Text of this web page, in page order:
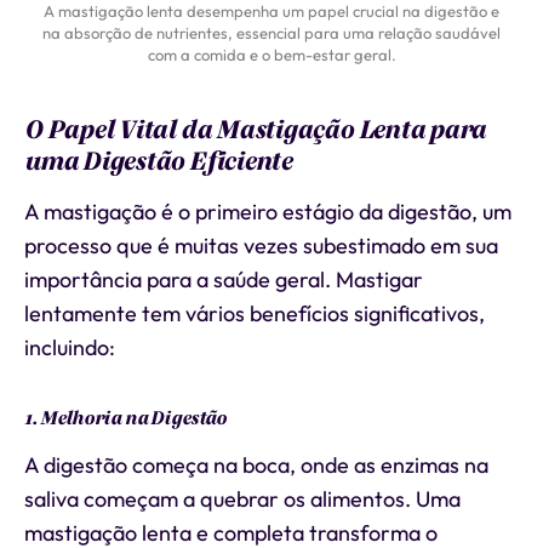
A mastigação lenta desempenha um papel crucial na digestão e
na absorção de nutrientes, essencial para uma relação saudável
com a comida e o bem-estar geral.
O Papel Vital da Mastigação Lenta para
uma Digestão Eficiente
A mastigação é o primeiro estágio da digestão, um
processo que é muitas vezes subestimado em sua
importância para a saúde geral. Mastigar
lentamente tem vários benefícios significativos,
incluindo:
1. Melhoria na Digestão
A digestão começa na boca, onde as enzimas na
saliva começam a quebrar os alimentos. Uma
mastigação lenta e completa transforma o